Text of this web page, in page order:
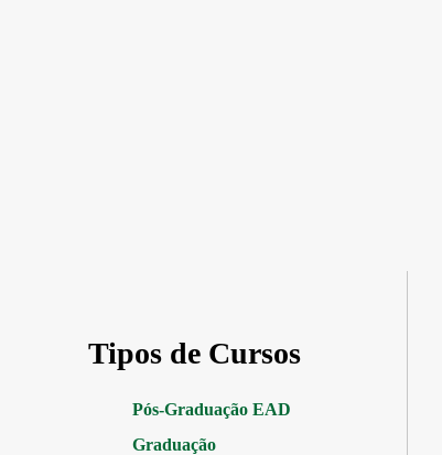
Tipos de Cursos
Pós-Graduação EAD
Graduação